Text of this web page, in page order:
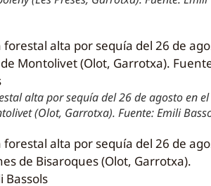
alta por sequía del 26 de agosto en el
(Olot, Garrotxa). Fuente: Emili